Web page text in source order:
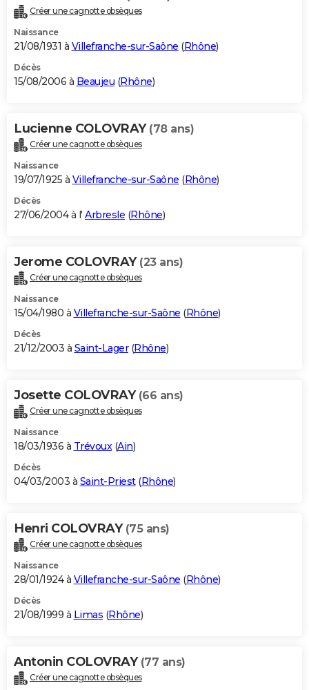
Créer une cagnotte obsèques
Naissance
21/08/1931 à Villefranche-sur-Saône (Rhône)
Décès
15/08/2006 à Beaujeu (Rhône)
Lucienne COLOVRAY (78 ans)
Créer une cagnotte obsèques
Naissance
19/07/1925 à Villefranche-sur-Saône (Rhône)
Décès
27/06/2004 à l' Arbresle (Rhône)
Jerome COLOVRAY (23 ans)
Créer une cagnotte obsèques
Naissance
15/04/1980 à Villefranche-sur-Saône (Rhône)
Décès
21/12/2003 à Saint-Lager(Rhône)
Josette COLOVRAY (66 ans)
Créer une cagnotte obsèques
Naissance
18/03/1936 à Trévoux(Ain)
Décès
04/03/2003 à Saint-Priest(Rhône)
Henri COLOVRAY (75 ans)
Créer une cagnotte obsèques
Naissance
28/01/1924 à Villefranche-sur-Saône (Rhône)
Décès
21/08/1999 à Limas (Rhône)
Antonin COLOVRAY (77 ans)
Créer une cagnotte obsèques